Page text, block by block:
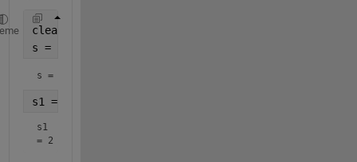
clear,clc;
s =
s =
s1 = str2num(s)
s1
= 2